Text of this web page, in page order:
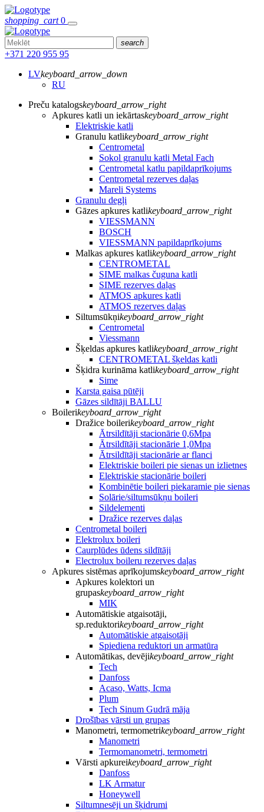
shopping_cart 0
search
+371 220 955 95
LVkeyboard_arrow_down
RU
Preču katalogskeyboard_arrow_right
Apkures katli un iekārtaskeyboard_arrow_right
Elektriskie katli
Granulu katlikeyboard_arrow_right
Centrometal
Sokol granulu katli Metal Fach
Centrometal katlu papildaprīkojums
Centrometal rezerves daļas
Mareli Systems
Granulu degļi
Gāzes apkures katlikeyboard_arrow_right
VIESSMANN
BOSCH
VIESSMANN papildaprīkojums
Malkas apkures katlikeyboard_arrow_right
CENTROMETAL
SIME malkas čuguna katli
SIME rezerves daļas
ATMOS apkures katli
ATMOS rezerves daļas
Siltumsūkņikeyboard_arrow_right
Centrometal
Viessmann
Šķeldas apkures katlikeyboard_arrow_right
CENTROMETAL šķeldas katli
Šķidra kurināma katlikeyboard_arrow_right
Sime
Karsta gaisa pūtēji
Gāzes sildītāji BALLU
Boilerikeyboard_arrow_right
Dražice boilerikeyboard_arrow_right
Ātrsildītāji stacionārie 0,6Mpa
Ātrsildītāji stacionārie 1,0Mpa
Ātrsildītāji stacionārie ar flanci
Elektriskie boileri pie sienas un izlietnes
Elektriskie stacionārie boileri
Kombinētie boileri piekaramie pie sienas
Solārie/siltumsūkņu boileri
Sildelementi
Dražice rezerves daļas
Centrometal boileri
Elektrolux boileri
Caurplūdes ūdens sildītāji
Electrolux boileru rezerves daļas
Apkures sistēmas aprīkojumskeyboard_arrow_right
Apkures kolektori un
grupaskeyboard_arrow_right
MIK
Automātiskie atgaisotāji,
sp.reduktorikeyboard_arrow_right
Automātiskie atgaisotāji
Spiediena reduktori un armatūra
Automātikas, devējikeyboard_arrow_right
Tech
Danfoss
Acaso, Watts, Icma
Plum
Tech Sinum Gudrā māja
Drošības vārsti un grupas
Manometri, termometrikeyboard_arrow_right
Manometri
Termomanometri, termometri
Vārsti apkureikeyboard_arrow_right
Danfoss
LK Armatur
Honeywell
Siltumnesēji un šķidrumi